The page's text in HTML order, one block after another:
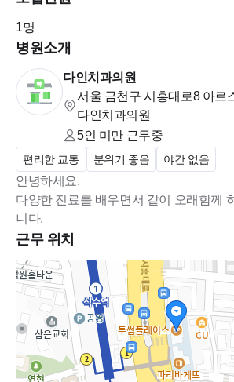
1명
병원소개
다인치과의원
서울 금천구 시흥대로8 아르
다인치과의원
5인 미만 근무중
편리한 교통 분위기 좋음 야간 없음
안녕하세요.
다양한 진료를 배우면서 같이 오래함께
니다.
근무 위치